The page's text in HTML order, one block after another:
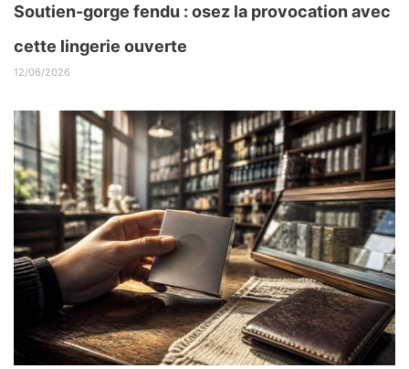
Soutien-gorge fendu : osez la provocation avec
cette lingerie ouverte
12/06/2026